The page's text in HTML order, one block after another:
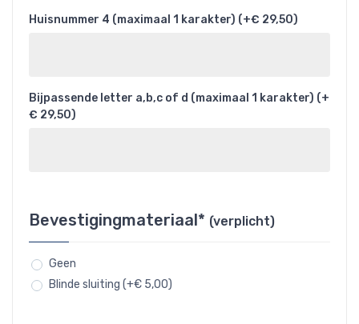
Huisnummer 4 (maximaal 1 karakter) (+€ 29,50)
Bijpassende letter a,b,c of d (maximaal 1 karakter) (+
€ 29,50)
Bevestigingmateriaal* (verplicht)
Geen
Blinde sluiting (+€ 5,00)